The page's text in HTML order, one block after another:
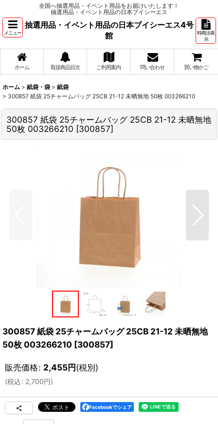
全国へ抽選用品・イベント用品をお届けいたします！
抽選用品・イベント用品の日本ブイシーエス
メニュー
抽選用品・イベント用品の日本ブイシーエス4号
館
特商法表
示
ホーム 取扱商品目次 ご利用案内 問い合わせ 買い物かご
ホーム > 紙袋・袋 > 紙袋
> 300857 紙袋 25チャームバッグ 25CB 21-12 未晒無地 50枚 003266210
300857 紙袋 25チャームバッグ 25CB 21-12 未晒無地
50枚 003266210 [300857]
300857 紙袋 25チャームバッグ 25CB 21-12 未晒無地
50枚 003266210 [300857]
販売価格: 2,455円(税別)
(税込: 2,700円)
Facebookでシェア